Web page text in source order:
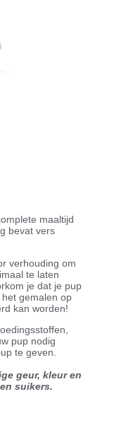
maaltijd
bevat vers
verhouding om
te laten
je dat je pup
gemalen op
kan worden!
pup nodig
te geven.
geur, kleur en
suikers.